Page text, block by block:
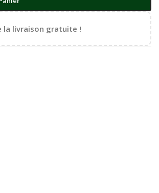
la livraison gratuite !